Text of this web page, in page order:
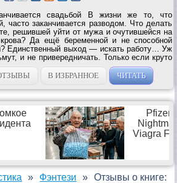
свадьбой В жизни же то, что
часто заканчивается разводом. Что делать
решившей уйти от мужа и очутившейся на
Да ещё беременной и не способной
Единственный выход — искать работу… Уж
и не привередничать. Только если круто
ли первый поворот окажется последним.
В ИЗБРАННОЕ ЧИТАТЬ
Фэнтези
Отзывы о книге: